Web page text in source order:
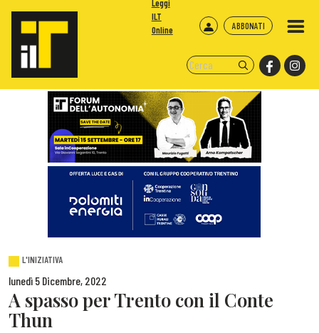
ABBONATI
Leggi
ILT
Online
L'INIZIATIVA
lunedì 5 Dicembre, 2022
A spasso per Trento con il Conte
Thun